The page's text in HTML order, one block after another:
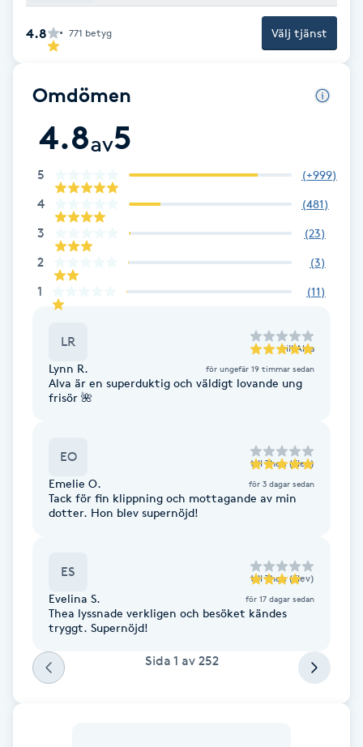
Föning
G
Gel naglar
Gelenaglar
Gellack med förstärkning
Gravidmassage
Gruppträning
Hatha Yoga
Herrklippning
HIFU
Hollywood Peel
4.8 771 betyg Välj tjänst
Omdömen
4.8av5
5 (+999)
4 (481)
3 (23)
2 (3)
1 (11)
LR till Alva
Lynn R. för ungefär 19 timmar sedan
Alva är en superduktig och väldigt lovande ung
frisör 🌺
EO till Thea (Elev)
Emelie O. för 3 dagar sedan
Tack för fin klippning och mottagande av min
dotter. Hon blev supernöjd!
ES till Thea (Elev)
Evelina S. för 17 dagar sedan
Thea lyssnade verkligen och besöket kändes
tryggt. Supernöjd!
Sida 1 av 252